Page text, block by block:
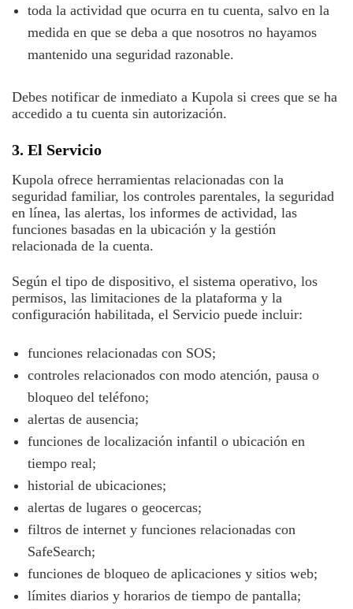
toda la actividad que ocurra en tu cuenta, salvo en la
medida en que se deba a que nosotros no hayamos
mantenido una seguridad razonable.
Debes notificar de inmediato a Kupola si crees que se ha
accedido a tu cuenta sin autorización.
3. El Servicio
Kupola ofrece herramientas relacionadas con la
seguridad familiar, los controles parentales, la seguridad
en línea, las alertas, los informes de actividad, las
funciones basadas en la ubicación y la gestión
relacionada de la cuenta.
Según el tipo de dispositivo, el sistema operativo, los
permisos, las limitaciones de la plataforma y la
configuración habilitada, el Servicio puede incluir:
funciones relacionadas con SOS;
controles relacionados con modo atención, pausa o
bloqueo del teléfono;
alertas de ausencia;
funciones de localización infantil o ubicación en
tiempo real;
historial de ubicaciones;
alertas de lugares o geocercas;
filtros de internet y funciones relacionadas con
SafeSearch;
funciones de bloqueo de aplicaciones y sitios web;
límites diarios y horarios de tiempo de pantalla;